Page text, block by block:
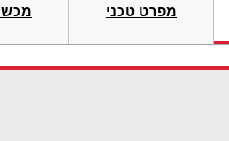
מפרט טכני